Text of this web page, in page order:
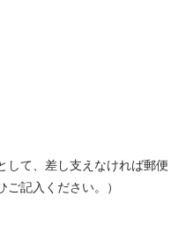
して、差し支えなければ郵便
記入ください。）